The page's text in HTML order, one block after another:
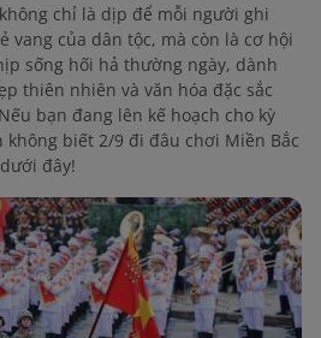
chỉ là dịp để mỗi người ghi
vang của dân tộc, mà còn là cơ hội
sống hối hả thường ngày, dành
thiên nhiên và văn hóa đặc sắc
bạn đang lên kế hoạch cho kỳ
không biết 2/9 đi đâu chơi Miền Bắc
đây!